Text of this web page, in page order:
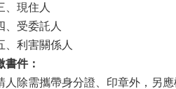
現住人
受委託人
利害關係人
書件：
人除需攜帶身分證、印章外，另應